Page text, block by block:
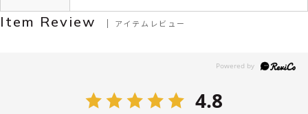
Item Review アイテムレビュー
4.8